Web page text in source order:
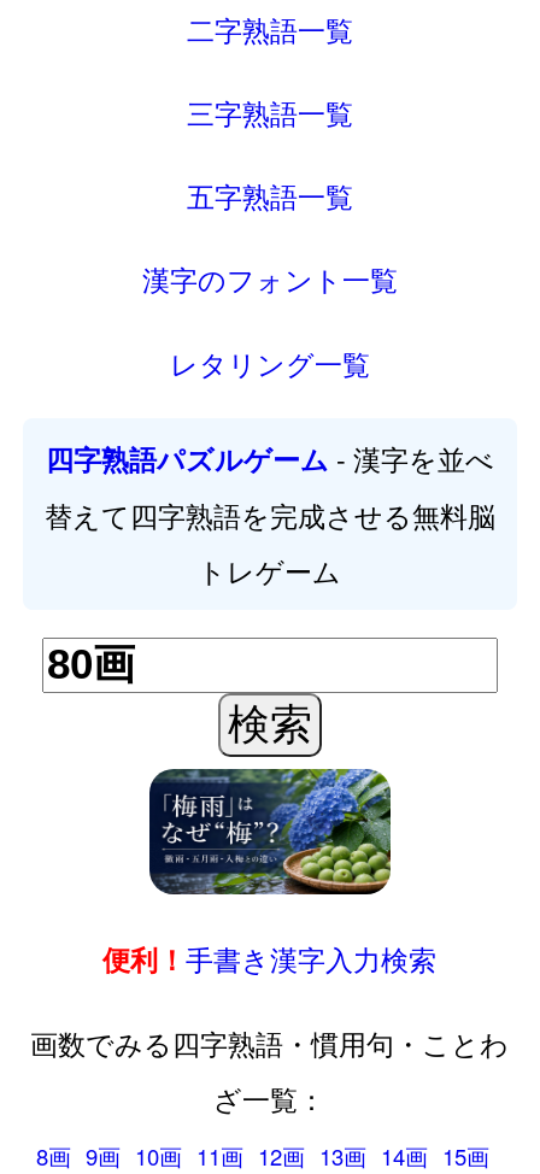
二字熟語一覧
三字熟語一覧
五字熟語一覧
漢字のフォント一覧
レタリング一覧
四字熟語パズルゲーム - 漢字を並べ
替えて四字熟語を完成させる無料脳
トレゲーム
便利！手書き漢字入力検索
画数でみる四字熟語・慣用句・ことわ
ざ一覧：
8画 9画 10画 11画 12画 13画 14画 15画